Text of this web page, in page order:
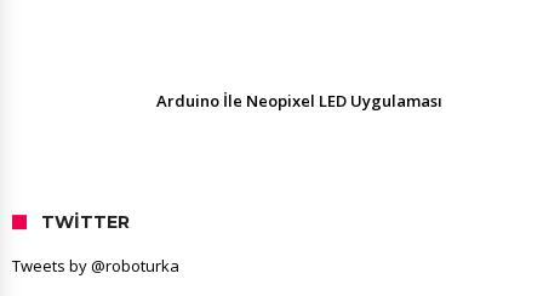
Arduino İle Neopixel LED Uygulaması
TWITTER
Tweets by @roboturka